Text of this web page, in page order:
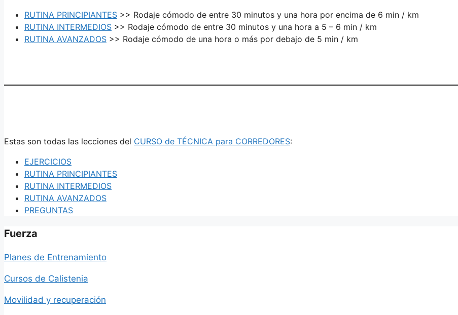
RUTINA PRINCIPIANTES >> Rodaje cómodo de entre 30 minutos y una hora por encima de 6 min / km
RUTINA INTERMEDIOS >> Rodaje cómodo de entre 30 minutos y una hora a 5 – 6 min / km
RUTINA AVANZADOS >> Rodaje cómodo de una hora o más por debajo de 5 min / km
Estas son todas las lecciones del CURSO de TÉCNICA para CORREDORES:
EJERCICIOS
RUTINA PRINCIPIANTES
RUTINA INTERMEDIOS
RUTINA AVANZADOS
PREGUNTAS
Fuerza
Planes de Entrenamiento
Cursos de Calistenia
Movilidad y recuperación